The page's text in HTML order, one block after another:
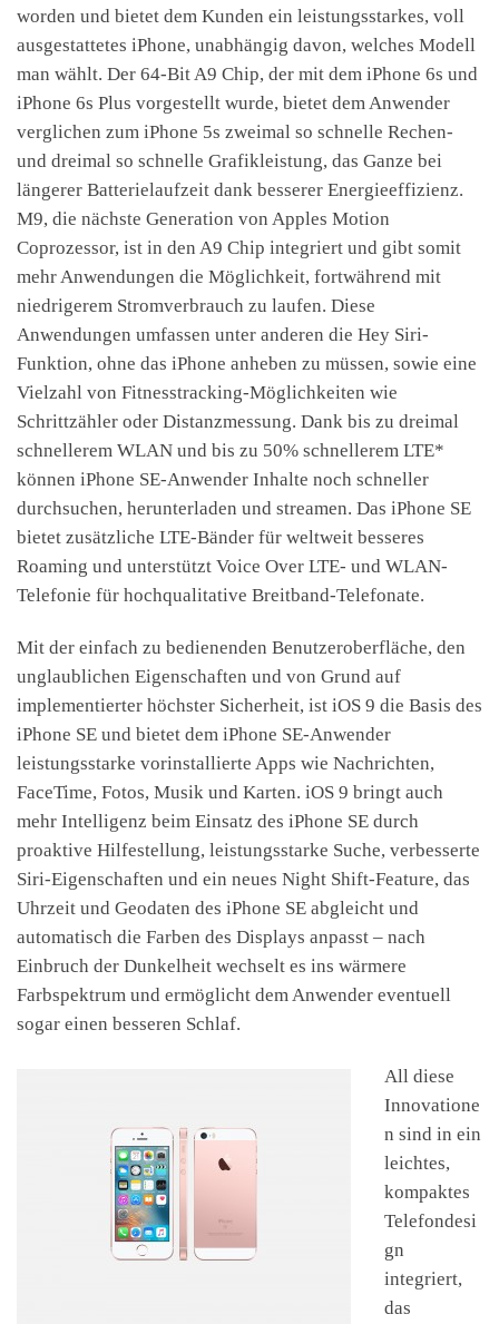
worden und bietet dem Kunden ein leistungsstarkes, voll
ausgestattetes iPhone, unabhängig davon, welches Modell
man wählt. Der 64-Bit A9 Chip, der mit dem iPhone 6s und
iPhone 6s Plus vorgestellt wurde, bietet dem Anwender
verglichen zum iPhone 5s zweimal so schnelle Rechen-
und dreimal so schnelle Grafikleistung, das Ganze bei
längerer Batterielaufzeit dank besserer Energieeffizienz.
M9, die nächste Generation von Apples Motion
Coprozessor, ist in den A9 Chip integriert und gibt somit
mehr Anwendungen die Möglichkeit, fortwährend mit
niedrigerem Stromverbrauch zu laufen. Diese
Anwendungen umfassen unter anderen die Hey Siri-
Funktion, ohne das iPhone anheben zu müssen, sowie eine
Vielzahl von Fitnesstracking-Möglichkeiten wie
Schrittzähler oder Distanzmessung. Dank bis zu dreimal
schnellerem WLAN und bis zu 50% schnellerem LTE*
können iPhone SE-Anwender Inhalte noch schneller
durchsuchen, herunterladen und streamen. Das iPhone SE
bietet zusätzliche LTE-Bänder für weltweit besseres
Roaming und unterstützt Voice Over LTE- und WLAN-
Telefonie für hochqualitative Breitband-Telefonate.
Mit der einfach zu bedienenden Benutzeroberfläche, den
unglaublichen Eigenschaften und von Grund auf
implementierter höchster Sicherheit, ist iOS 9 die Basis des
iPhone SE und bietet dem iPhone SE-Anwender
leistungsstarke vorinstallierte Apps wie Nachrichten,
FaceTime, Fotos, Musik und Karten. iOS 9 bringt auch
mehr Intelligenz beim Einsatz des iPhone SE durch
proaktive Hilfestellung, leistungsstarke Suche, verbesserte
Siri-Eigenschaften und ein neues Night Shift-Feature, das
Uhrzeit und Geodaten des iPhone SE abgleicht und
automatisch die Farben des Displays anpasst – nach
Einbruch der Dunkelheit wechselt es ins wärmere
Farbspektrum und ermöglicht dem Anwender eventuell
sogar einen besseren Schlaf.
All diese
Innovatione
n sind in ein
leichtes,
kompaktes
Telefondesi
gn
integriert,
das